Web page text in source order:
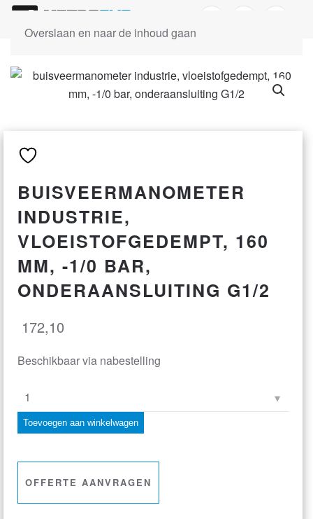
Overslaan en naar de inhoud gaan
BUISVEERMANOMETER
INDUSTRIE,
VLOEISTOFGEDEMPT, 160
MM, -1/0 BAR,
ONDERAANSLUITING G1/2
172,10
Beschikbaar via nabestelling
buisveermanometer
industrie,
160
mm,
Toevoegen aan winkelwagen
OFFERTE AANVRAGEN